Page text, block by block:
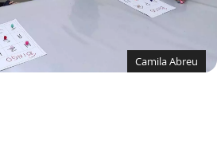
Camila Abreu